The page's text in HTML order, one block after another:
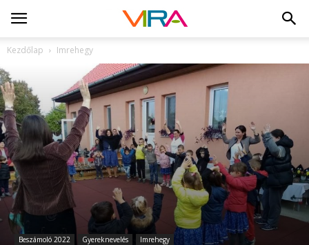
Kezdőlap Imrehegy
Beszámoló 2022 Gyereknevelés Imrehegy